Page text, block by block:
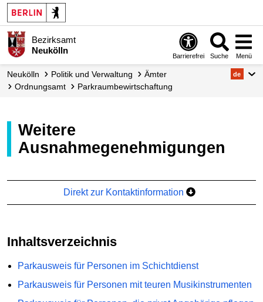
Bezirksamt
Neukölln
Barrierefrei Suche Menü
Neukölln Politik und Verwaltung
Ämter
Ordnungsamt
Parkraum­bewirtschaftung
de
Weitere
Ausnahmegenehmigungen
Direkt zur Kontaktinformation
Inhaltsverzeichnis
Parkausweis für Personen im Schichtdienst
Parkausweis für Personen mit teuren Musikinstrumenten